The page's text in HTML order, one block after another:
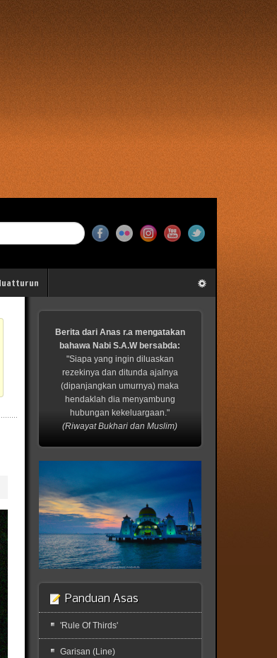
Berita dari Anas r.a mengatakan
bahawa Nabi S.A.W bersabda:
"Siapa yang ingin diluaskan
rezekinya dan ditunda ajalnya
(dipanjangkan umurnya) maka
hendaklah dia menyambung
hubungan kekeluargaan."
(Riwayat Bukhari dan Muslim)
Panduan Asas
'Rule Of Thirds'
Garisan (Line)